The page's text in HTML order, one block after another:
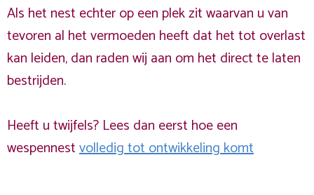
Als het nest echter op een plek zit waarvan u van
tevoren al het vermoeden heeft dat het tot overlast
kan leiden, dan raden wij aan om het direct te laten
bestrijden.
Heeft u twijfels? Lees dan eerst hoe een
wespennestvolledig tot ontwikkeling komt